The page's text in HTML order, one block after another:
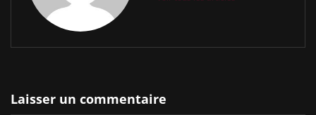
Laisser un commentaire